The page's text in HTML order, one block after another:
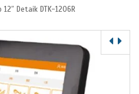
Detaik DTK-1206R